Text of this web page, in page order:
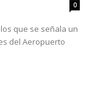
0
que se señala un
del Aeropuerto